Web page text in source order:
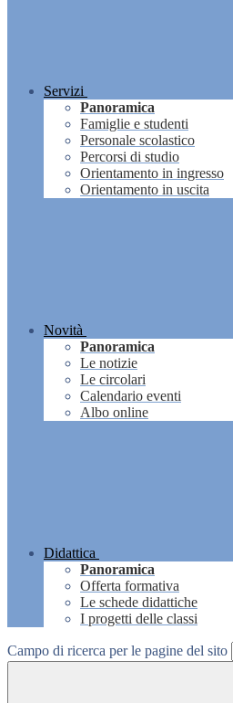
Servizi
Panoramica
Famiglie e studenti
Personale scolastico
Percorsi di studio
Orientamento in ingresso
Orientamento in uscita
Novità
Panoramica
Le notizie
Le circolari
Calendario eventi
Albo online
Didattica
Panoramica
Offerta formativa
Le schede didattiche
I progetti delle classi
Campo di ricerca per le pagine del sito